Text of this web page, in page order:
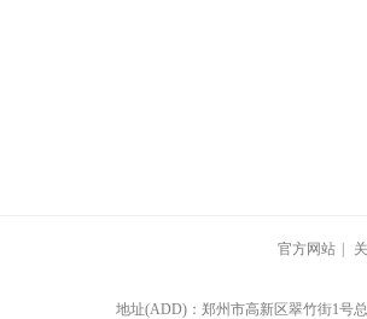
官方网站
地址(ADD)：郑州市高新区翠竹街1号